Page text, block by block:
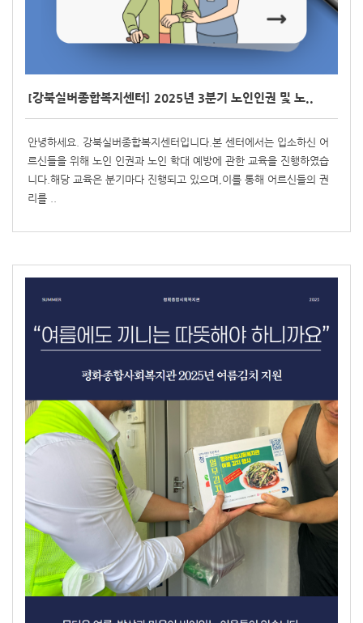
[강북실버종합복지센터] 2025년 3분기 노인인권 및 노..
안녕하세요. 강북실버종합복지센터입니다.본 센터에서는 입소하신 어
르신들을 위해 노인 인권과 노인 학대 예방에 관한 교육을 진행하였습
니다.해당 교육은 분기마다 진행되고 있으며,이를 통해 어르신들의 권
리를 ..